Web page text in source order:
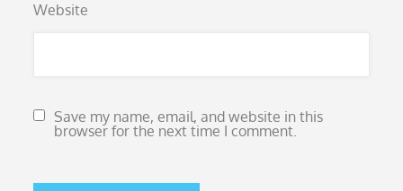
Website
Save my name, email, and website in this
browser for the next time I comment.